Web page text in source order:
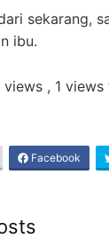
sekarang,
ibu.
views , 1
Facebook